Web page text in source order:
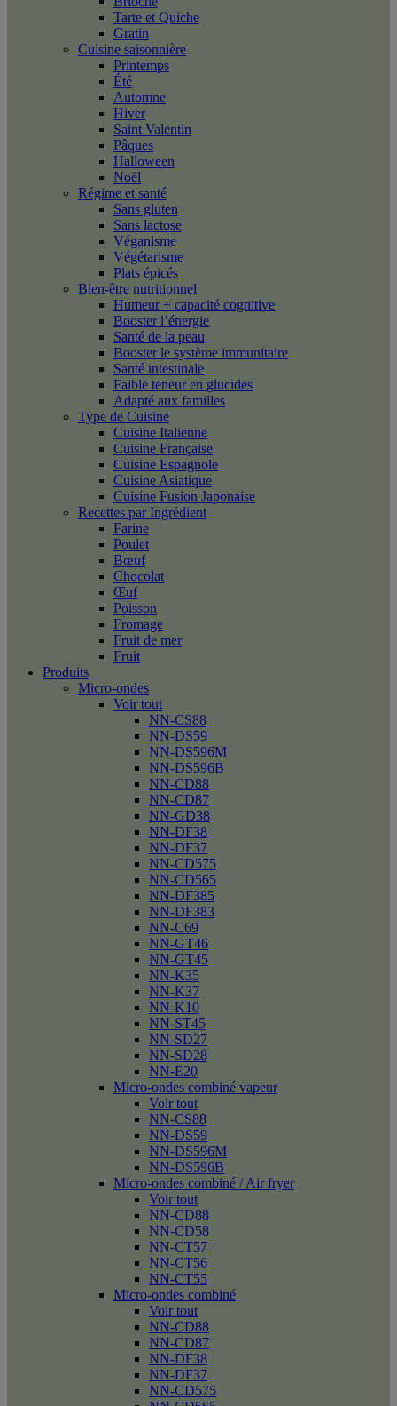
Tarte et Quiche
Gratin
Cuisine saisonnière
Printemps
Été
Automne
Hiver
Saint Valentin
Pâques
Halloween
Noël
Régime et santé
Sans gluten
Sans lactose
Véganisme
Végétarisme
Plats épicés
Bien-être nutritionnel
Humeur + capacité cognitive
Booster l’énergie
Santé de la peau
Booster le système immunitaire
Santé intestinale
Faible teneur en glucides
Adapté aux familles
Type de Cuisine
Cuisine Italienne
Cuisine Française
Cuisine Espagnole
Cuisine Asiatique
Cuisine Fusion Japonaise
Recettes par Ingrédient
Farine
Poulet
Bœuf
Chocolat
Œuf
Poisson
Fromage
Fruit de mer
Fruit
Produits
Micro-ondes
Voir tout
NN-CS88
NN-DS59
NN-DS596M
NN-DS596B
NN-CD88
NN-CD87
NN-GD38
NN-DF38
NN-DF37
NN-CD575
NN-CD565
NN-DF385
NN-DF383
NN-C69
NN-GT46
NN-GT45
NN-K35
NN-K37
NN-K10
NN-ST45
NN-SD27
NN-SD28
NN-E20
Micro-ondes combiné vapeur
Voir tout
NN-CS88
NN-DS59
NN-DS596M
NN-DS596B
Micro-ondes combiné / Air fryer
Voir tout
NN-CD88
NN-CD58
NN-CT57
NN-CT56
NN-CT55
Micro-ondes combiné
Voir tout
NN-CD88
NN-CD87
NN-DF38
NN-DF37
NN-CD575